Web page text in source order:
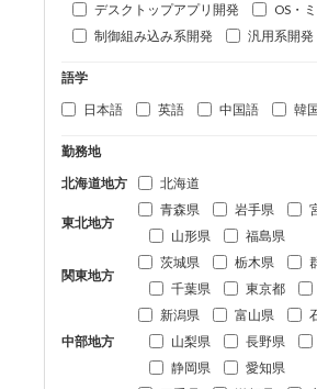
デスクトップアプリ開発
OS・
制御組み込み系開発
汎用系開発
語学
日本語
英語 中国語 韓
勤務地
北海道地方
北海道
東北地方
青森県 岩手県
山形県
福島県
関東地方
茨城県 栃木県
千葉県
東京都
中部地方
新潟県 富山県
山梨県
長野県
静岡県
愛知県